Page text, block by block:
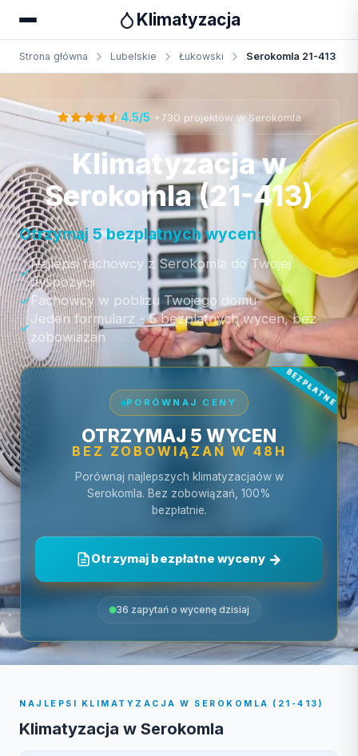
Klimatyzacja
Strona główna Lubelskie Łukowski Serokomla 21-413
Otrzymaj bezpłatną wycenę
4.5/5 +730 projektów w Serokomla
Klimatyzacja w
Serokomla (21-413)
Otrzymaj 5 bezplatnych wycen:
Najlepsi fachowcy z Serokomla do Twojej
dyspozycji
Fachowcy w poblizu Twojego domu
Jeden formularz - 5 bezplatnych wycen, bez
zobowiazan
PORÓWNAJ CENY
OTRZYMAJ 5 WYCEN
BEZ ZOBOWIĄZAŃ W 48H
Porównaj najlepszych klimatyzacjaów w
Serokomla. Bez zobowiązań, 100%
bezpłatnie.
Otrzymaj bezpłatne wyceny
36 zapytań o wycenę dzisiaj
NAJLEPSI KLIMATYZACJA W SEROKOMLA (21-413)
Klimatyzacja w Serokomla